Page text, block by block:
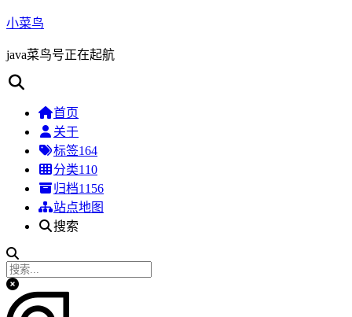
小菜鸟
java菜鸟号正在起航
首页
关于
标签164
分类110
归档1156
站点地图
搜索